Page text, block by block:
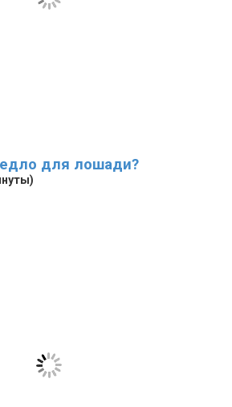
для лошади?